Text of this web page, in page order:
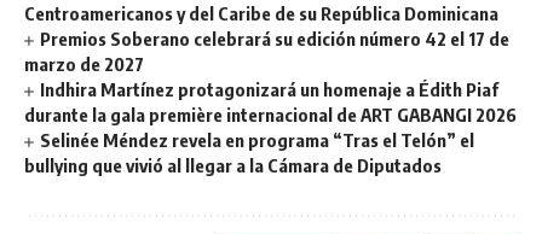
Centroamericanos y del Caribe de su República Dominicana
Premios Soberano celebrará su edición número 42 el 17 de
marzo de 2027
Indhira Martínez protagonizará un homenaje a Édith Piaf
durante la gala première internacional de ART GABANGI 2026
Selinée Méndez revela en programa “Tras el Telón” el
bullying que vivió al llegar a la Cámara de Diputados